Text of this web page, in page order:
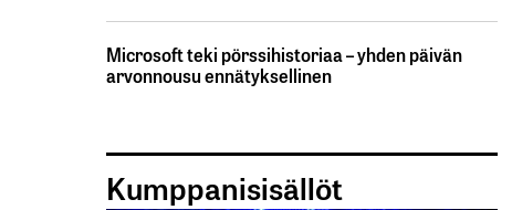
Microsoft teki pörssihistoriaa – yhden päivän
arvonnousu ennätyksellinen
Kumppanisisällöt